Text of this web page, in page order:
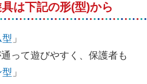
は下記の形(型)から
型 」
って遊びやすく、保護者も
型 」